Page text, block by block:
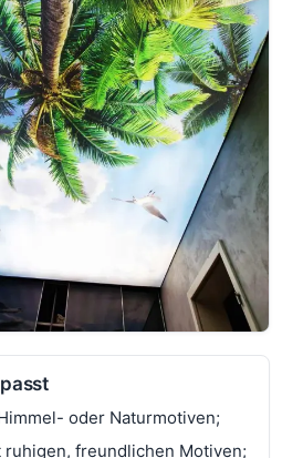
oder Naturmotiven;
freundlichen Motiven;